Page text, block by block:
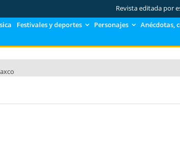
Revista editada por
Festivales y deportes Personajes Anécdotas,